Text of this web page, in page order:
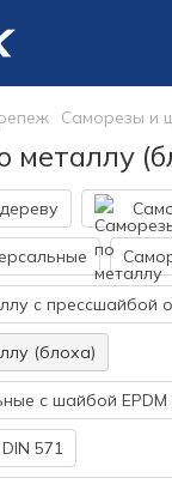
Саморезы и
металлу
с прессшайбой
(блоха)
с шайбой EPDM
571